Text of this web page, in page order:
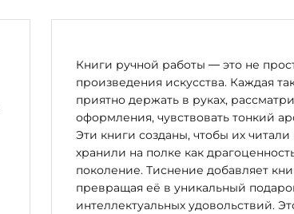
Книги ручной работы — это не
произведения искусства. Каждая
приятно держать в руках,
оформления, чувствовать тонкий
Эти книги созданы, чтобы их
хранили на полке как
поколение. Тиснение добавляет
превращая её в уникальный
интеллектуальных удовольствий.